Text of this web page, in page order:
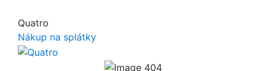
Quatro
Nákup na splátky